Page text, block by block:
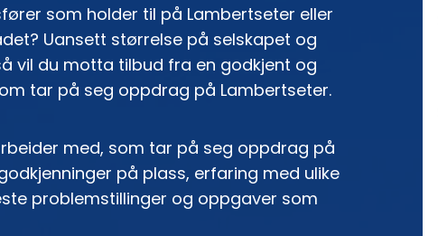
som holder til på Lambertseter eller
Uansett størrelse på selskapet og
vil du motta tilbud fra en godkjent og
tar på seg oppdrag på Lambertseter.
med, som tar på seg oppdrag på
på plass, erfaring med ulike
problemstillinger og oppgaver som